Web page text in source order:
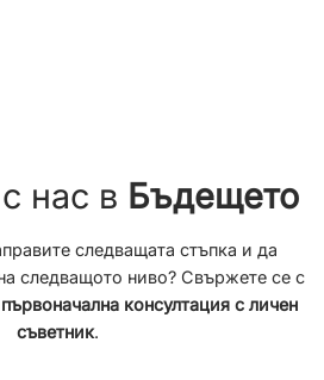
нас в Бъдещето
следващата стъпка и да
следващото ниво? Свържете се с
консултация с личен
съветник.